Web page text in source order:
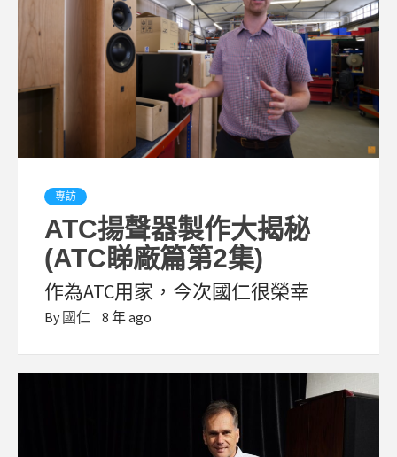
專訪
ATC揚聲器製作大揭秘
(ATC睇廠篇第2集)
作為ATC用家，今次國仁很榮幸
By 國仁 8 年 ago